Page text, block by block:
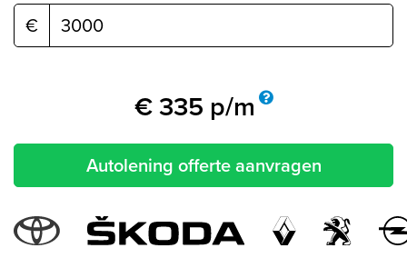
€
€335 p/m
Autolening offerte aanvragen
labels.popular_makes